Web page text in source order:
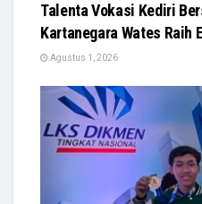
Talenta Vokasi Kediri
Kartanegara Wates Raih
Agustus 1, 2026